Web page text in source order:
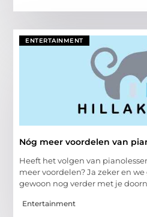
ENTERTAINMENT
Nóg meer voordelen van
Heeft het volgen van
meer voordelen? Ja zeker en
gewoon nog verder met je
Entertainment